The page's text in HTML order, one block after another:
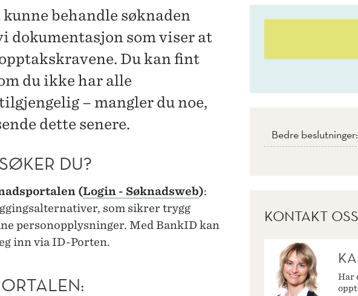
behandle søknaden
dokumentasjon som viser at
Du kan fint
du ikke har alle
– mangler du noe,
dette senere.
DU?
(Login - Søknadsweb):
som sikrer trygg
personopplysninger. Med BankID kan
inn via ID-Porten.
Bedre
KONTAKT OSS
Har